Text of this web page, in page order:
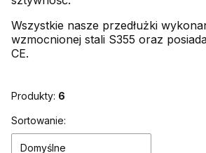
Wszystkie nasze przedłużki
wzmocnionej stali S355 oraz
CE.
Produkty: 6
Lista produktów
Sortowanie:
Domyślne